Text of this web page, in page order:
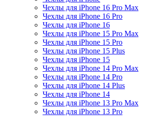
Чехлы для iPhone 16 Pro Max
Чехлы для iPhone 16 Pro
Чехлы для iPhone 16
Чехлы для iPhone 15 Pro Max
Чехлы для iPhone 15 Pro
Чехлы для iPhone 15 Plus
Чехлы для iPhone 15
Чехлы для iPhone 14 Pro Max
Чехлы для iPhone 14 Pro
Чехлы для iPhone 14 Plus
Чехлы для iPhone 14
Чехлы для iPhone 13 Pro Max
Чехлы для iPhone 13 Pro